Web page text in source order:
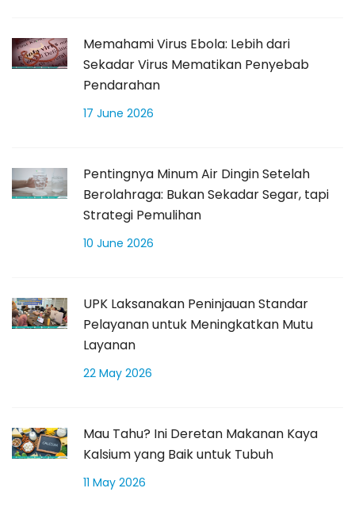
Memahami Virus Ebola: Lebih dari
Sekadar Virus Mematikan Penyebab
Pendarahan
17 June 2026
Pentingnya Minum Air Dingin Setelah
Berolahraga: Bukan Sekadar Segar, tapi
Strategi Pemulihan
10 June 2026
UPK Laksanakan Peninjauan Standar
Pelayanan untuk Meningkatkan Mutu
Layanan
22 May 2026
Mau Tahu? Ini Deretan Makanan Kaya
Kalsium yang Baik untuk Tubuh
11 May 2026